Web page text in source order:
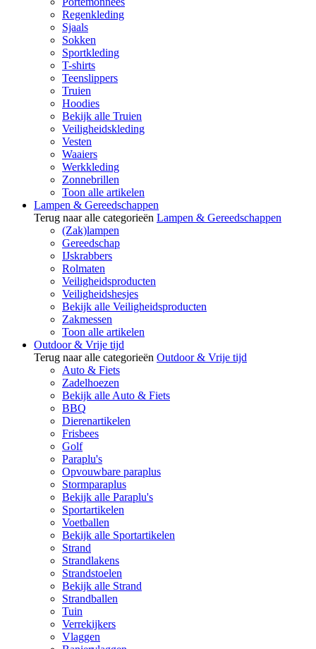
Regenkleding
Sjaals
Sokken
Sportkleding
T-shirts
Teenslippers
Truien
Hoodies
Bekijk alle Truien
Veiligheidskleding
Vesten
Waaiers
Werkkleding
Zonnebrillen
Toon alle artikelen
Lampen & Gereedschappen
Terug naar alle categorieën Lampen & Gereedschappen
(Zak)lampen
Gereedschap
IJskrabbers
Rolmaten
Veiligheidsproducten
Veiligheidshesjes
Bekijk alle Veiligheidsproducten
Zakmessen
Toon alle artikelen
Outdoor & Vrije tijd
Terug naar alle categorieën Outdoor & Vrije tijd
Auto & Fiets
Zadelhoezen
Bekijk alle Auto & Fiets
BBQ
Dierenartikelen
Frisbees
Golf
Paraplu's
Opvouwbare paraplus
Stormparaplus
Bekijk alle Paraplu's
Sportartikelen
Voetballen
Bekijk alle Sportartikelen
Strand
Strandlakens
Strandstoelen
Bekijk alle Strand
Strandballen
Tuin
Verrekijkers
Vlaggen